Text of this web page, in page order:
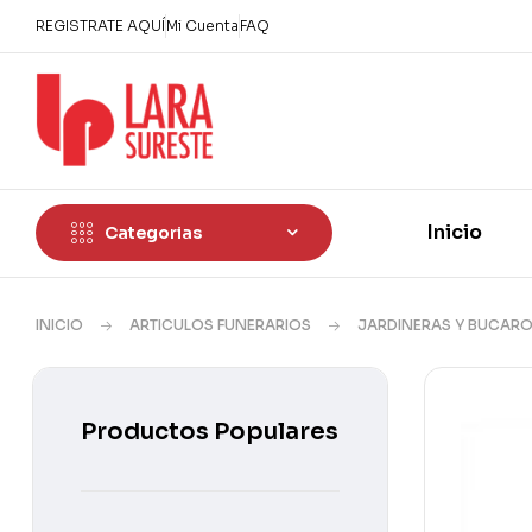
REGISTRATE AQUÍ Mi Cuenta FAQ
Categorias Inicio
INICIO ARTICULOS FUNERARIOS JARDINERAS Y
Productos Populares